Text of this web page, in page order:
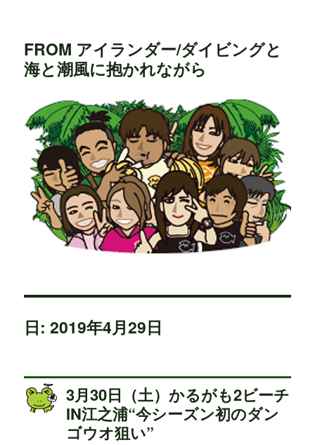
FROM アイランダー/ダイビングと
海と潮風に抱かれながら
日: 2019年4月29日
3月30日（土）かるがも2ビーチ
IN江之浦“今シーズン初のダン
ゴウオ狙い”